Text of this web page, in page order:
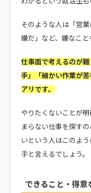
そのような人は「営
嫌だ」など、嫌なこと
仕事面で考えるのが
手」「細かい作業が
アリです。
やりたくないことが
まらない仕事を探す
いという人はこのよ
手と言えるでしょう。
できること・得意